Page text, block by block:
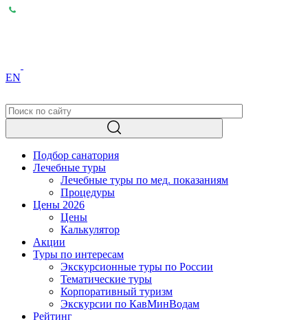
EN
Подбор санатория
Лечебные туры
Лечебные туры по мед. показаниям
Процедуры
Цены 2026
Цены
Калькулятор
Акции
Туры по интересам
Экскурсионные туры по России
Тематические туры
Корпоративный туризм
Экскурсии по КавМинВодам
Рейтинг